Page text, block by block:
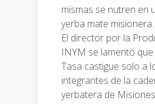
mismas se nutren en
yerba mate misionera.
El director por la
INYM se lamentó
Tasa castigue solo a
integrantes de la
yerbatera de